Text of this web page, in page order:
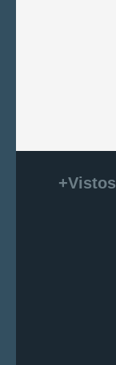
+Vistos